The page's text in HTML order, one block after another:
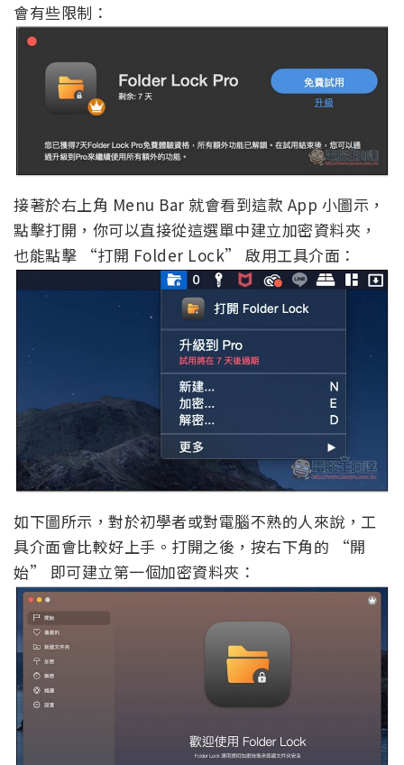
會有些限制：
接著於右上角 Menu Bar 就會看到這款 App 小圖示，
點擊打開，你可以直接從這選單中建立加密資料夾，
也能點擊 “打開 Folder Lock” 啟用工具介面：
如下圖所示，對於初學者或對電腦不熟的人來說，工
具介面會比較好上手。打開之後，按右下角的 “開
始” 即可建立第一個加密資料夾：